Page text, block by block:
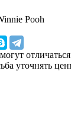
Pooh
уточнять